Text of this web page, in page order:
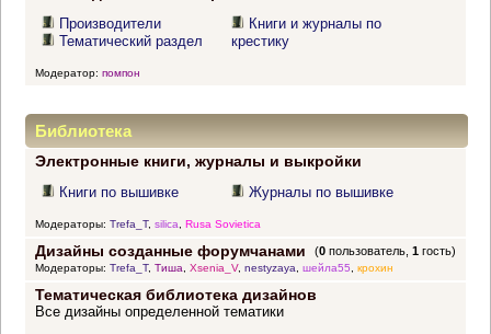
Производители
Тематический раздел
Книги и журналы по
крестику
Модератор: помпон
Библиотека
Электронные книги, журналы и выкройки
Книги по вышивке Журналы по вышивке
Модераторы: Trefa_T, silica Rusa Sovietica
Дизайны созданные форумчанами (0 пользователь,1 гость)
Модераторы: Trefa_T, Тиша, Xsenia_V, nestyzaya, шейла55, крохин
Тематическая библиотека дизайнов
Все дизайны определенной тематики